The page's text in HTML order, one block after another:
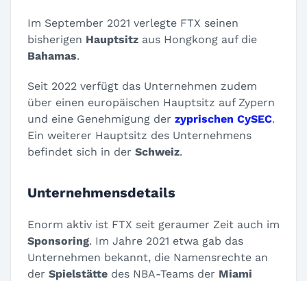
Im September 2021 verlegte FTX seinen
bisherigen Hauptsitz aus Hongkong auf die
Bahamas.
Seit 2022 verfügt das Unternehmen zudem
über einen europäischen Hauptsitz auf Zypern
und eine Genehmigung der zyprischen CySEC.
Ein weiterer Hauptsitz des Unternehmens
befindet sich in der Schweiz.
Unternehmensdetails
Enorm aktiv ist FTX seit geraumer Zeit auch im
Sponsoring. Im Jahre 2021 etwa gab das
Unternehmen bekannt, die Namensrechte an
der Spielstätte des NBA-Teams der Miami